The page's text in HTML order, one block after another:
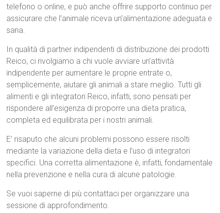
telefono o online, e può anche offrire supporto continuo per
assicurare che l’animale riceva un’alimentazione adeguata e
sana.
In qualità di partner indipendenti di distribuzione dei prodotti
Reico, ci rivolgiamo a chi vuole avviare un’attività
indipendente per aumentare le proprie entrate o,
semplicemente, aiutare gli animali a stare meglio. Tutti gli
alimenti e gli integratori Reico, infatti, sono pensati per
rispondere all’esigenza di proporre una dieta pratica,
completa ed equilibrata per i nostri animali.
E’ risaputo che alcuni problemi possono essere risolti
mediante la variazione della dieta e l’uso di integratori
specifici. Una corretta alimentazione è, infatti, fondamentale
nella prevenzione e nella cura di alcune patologie.
Se vuoi saperne di più contattaci per organizzare una
sessione di approfondimento.